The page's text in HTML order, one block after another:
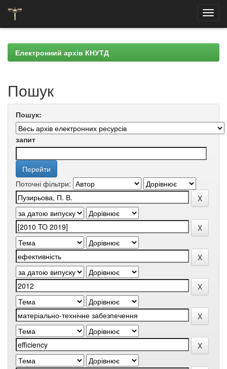
navigationЕлектронний архів КНУТД
Пошук
Пошук:
запит
Поточні фільтри: